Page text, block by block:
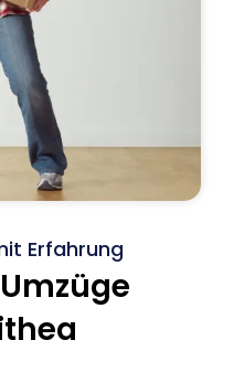
Erfahrung